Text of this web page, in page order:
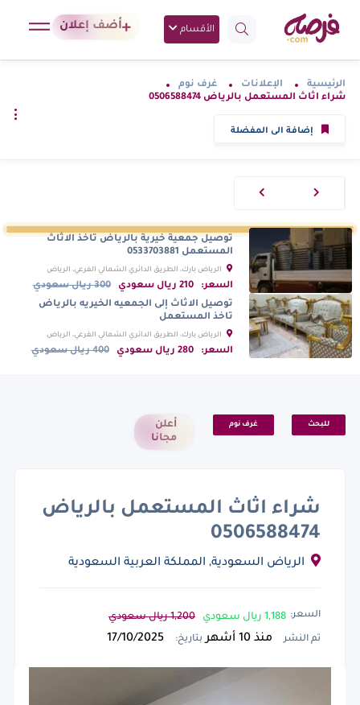
الأقسام أضف إعلان
الرئيسية الإعلانات
غرف نوم
شراء اثاث المستعمل بالرياض 0506588474
إضافة الى المفضلة
توصيل جمعية خيرية بالرياض تاخذ الاثاث
المستعمل 0533703881
الرياض بارك، الطريق الدائري الشمالي الفرعي، الرياض
السعودية
السعر: 210 ريال سعودي
300 ريال سعودي
توصيل الاثاث إلى الجمعيه الخيريه بالرياض
تاخذ المستعمل
الرياض بارك، الطريق الدائري الشمالي الفرعي، الرياض
السعودية
السعر: 280 ريال سعودي 400 ريال سعودي
للبحث غرف نوم
أعلن
مجانا
شراء اثاث المستعمل بالرياض
0506588474
السعر: 1,188 ريال سعودي 1,200 ريال سعودي
تم النشر منذ 10 أشهر بتاريخ: